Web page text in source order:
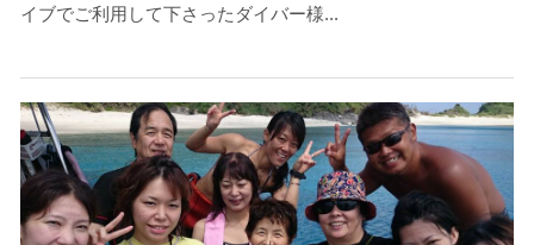
イブでご利用して下さったダイバー様...
す。クジラによっては、人が近くを泳ぐことを嫌い、逃
一度でもそのような行動を取る人間を嫌がってしまう
と、その後スイムで近づくことができなくなる場合が多
いため、必ずこれらの事項をお守りください。
4.スイム遂行の可否と返金について
ツアー当日は、ゲストの安全を最優先とし、可能な限り